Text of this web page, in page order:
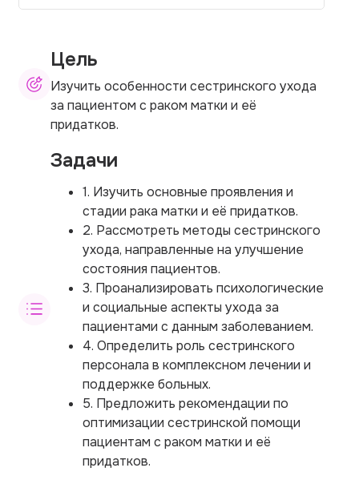
Цель
Изучить особенности сестринского ухода
за пациентом с раком матки и её
придатков.
Задачи
1. Изучить основные проявления и
стадии рака матки и её придатков.
2. Рассмотреть методы сестринского
ухода, направленные на улучшение
состояния пациентов.
3. Проанализировать психологические
и социальные аспекты ухода за
пациентами с данным заболеванием.
4. Определить роль сестринского
персонала в комплексном лечении и
поддержке больных.
5. Предложить рекомендации по
оптимизации сестринской помощи
пациентам с раком матки и её
придатков.